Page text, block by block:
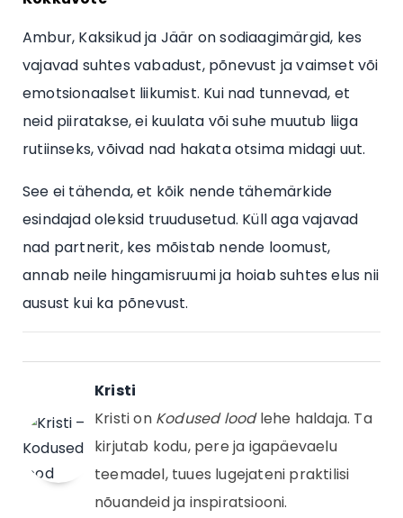
Ambur, Kaksikud ja Jäär on sodiaagimärgid, kes
vajavad suhtes vabadust, põnevust ja vaimset või
emotsionaalset liikumist. Kui nad tunnevad, et
neid piiratakse, ei kuulata või suhe muutub liiga
rutiinseks, võivad nad hakata otsima midagi uut.
See ei tähenda, et kõik nende tähemärkide
esindajad oleksid truudusetud. Küll aga vajavad
nad partnerit, kes mõistab nende loomust,
annab neile hingamisruumi ja hoiab suhtes elus nii
ausust kui ka põnevust.
Kristi
Kristi on Kodused loodlehe haldaja. Ta
kirjutab kodu, pere ja igapäevaelu
teemadel, tuues lugejateni praktilisi
nõuandeid ja inspiratsiooni.